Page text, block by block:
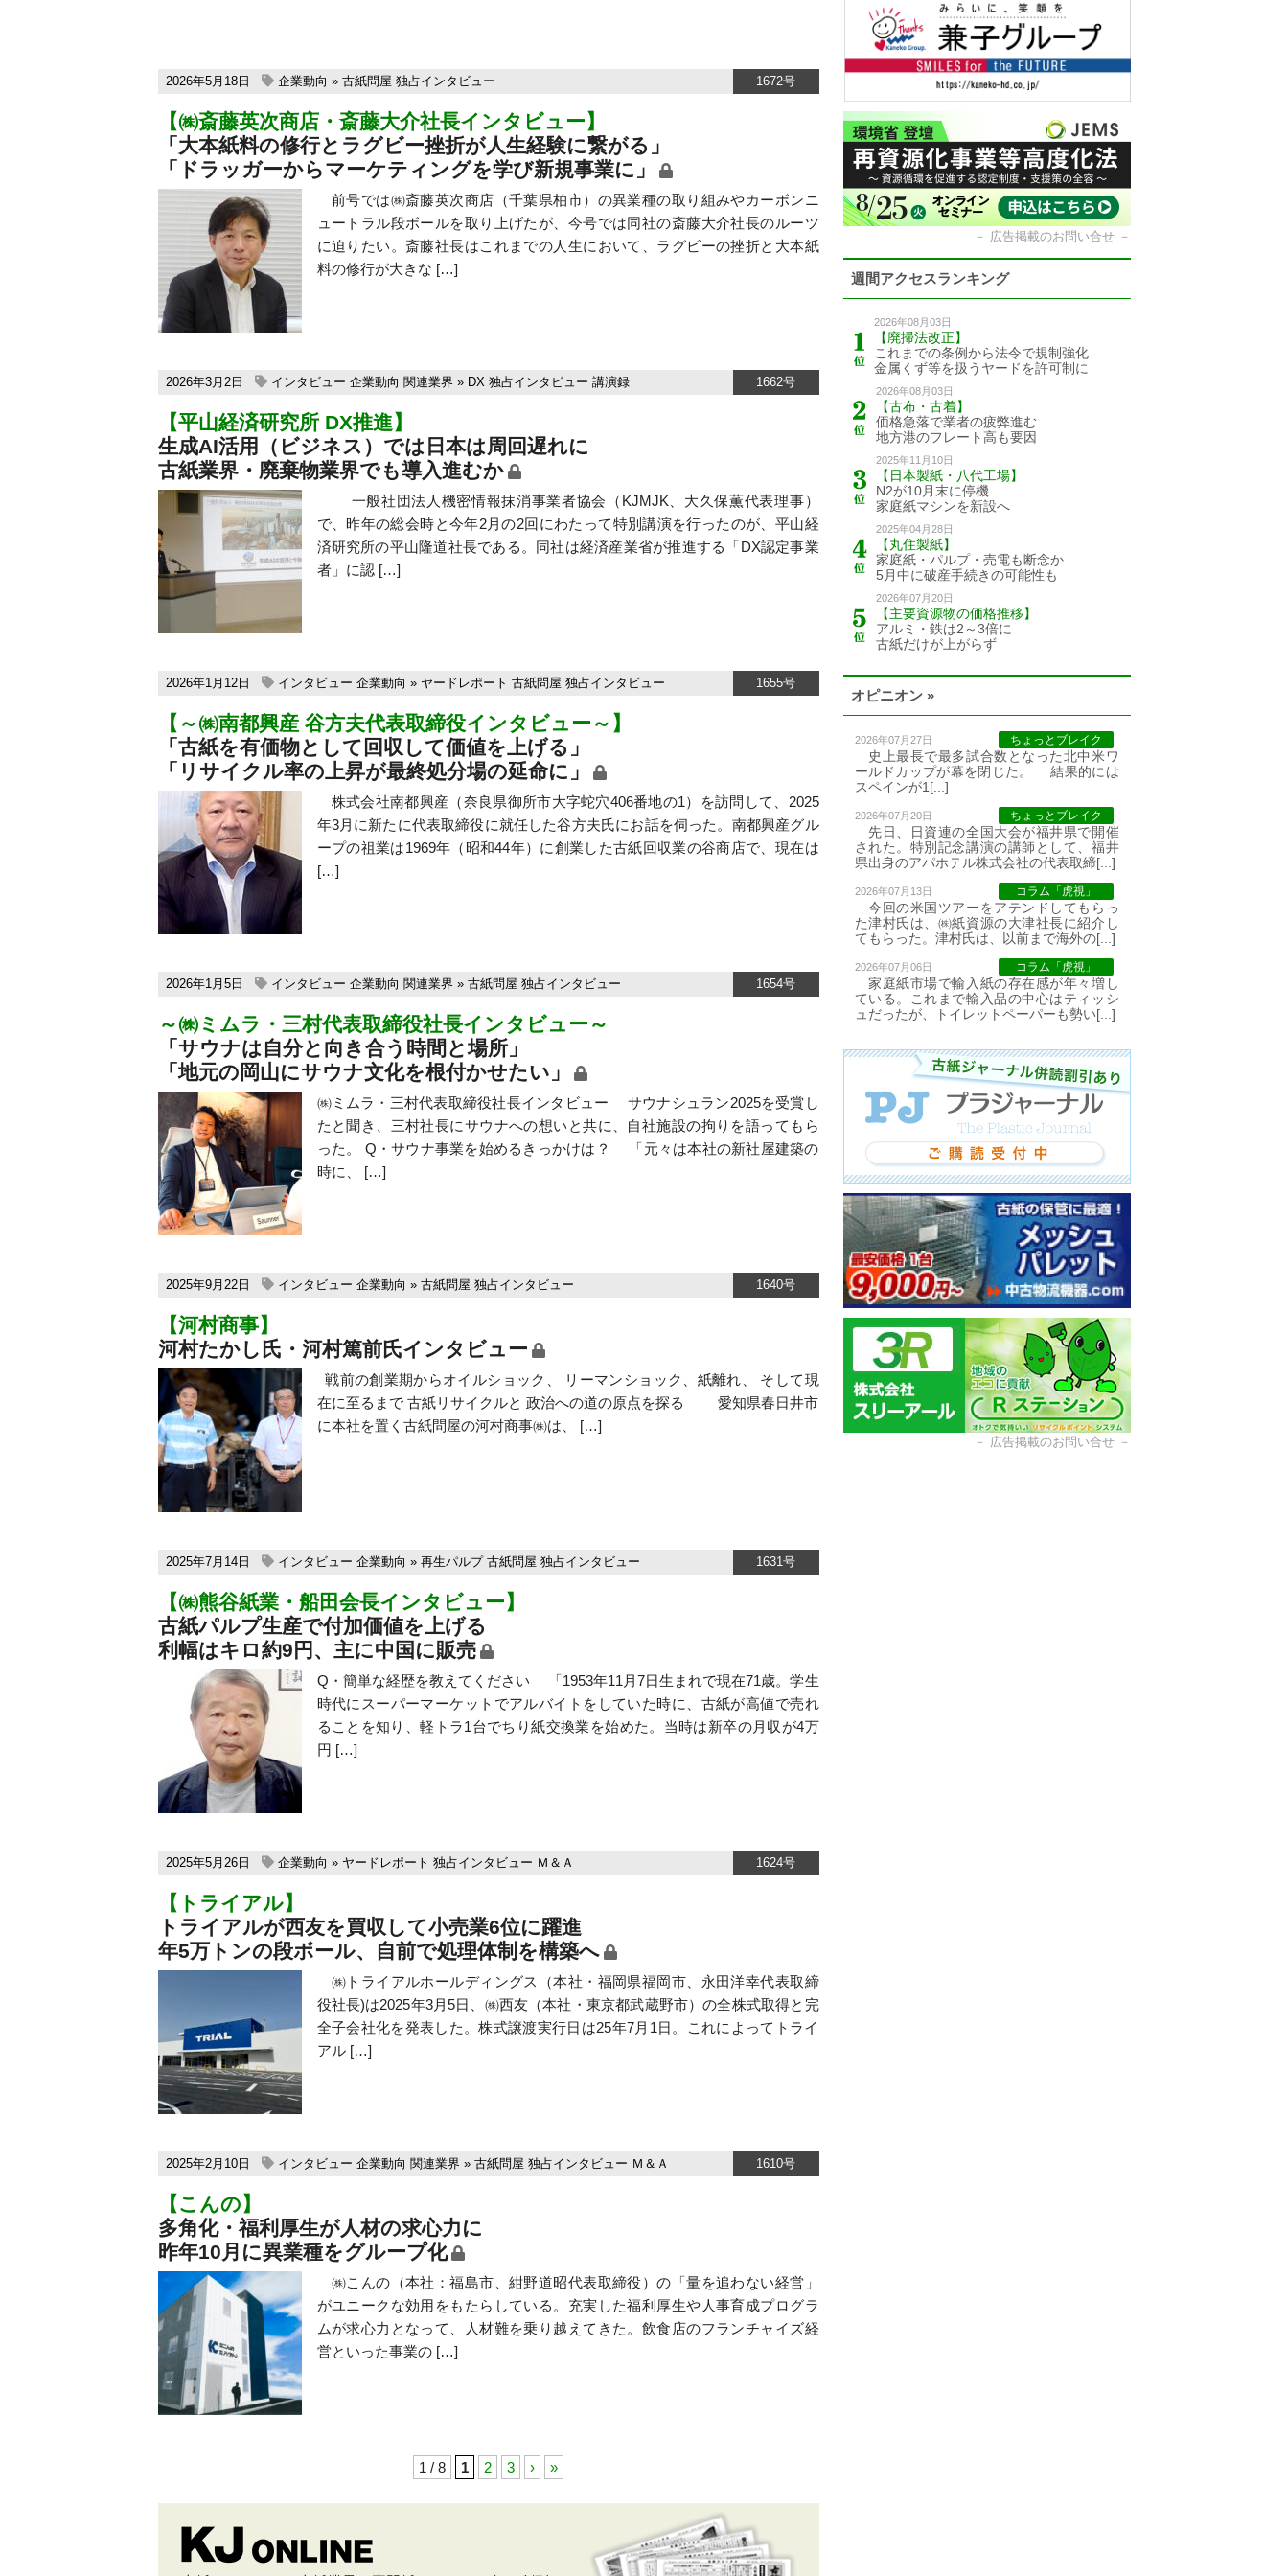
2026年5月18日 企業動向 » 古紙問屋 独占インタビュー 1672号
【㈱斎藤英次商店・斎藤大介社長インタビュー】
「大本紙料の修行とラグビー挫折が人生経験に繋がる」
「ドラッガーからマーケティングを学び新規事業に」
前号では㈱斎藤英次商店（千葉県柏市）の異業種の取り組みやカーボンニ
ュートラル段ボールを取り上げたが、今号では同社の斎藤大介社長のルーツ
に迫りたい。斎藤社長はこれまでの人生において、ラグビーの挫折と大本紙
料の修行が大きな […]
2026年3月2日 インタビュー 企業動向 関連業界 » DX 独占インタビュー 講演録 1662号
【平山経済研究所 DX推進】
生成AI活用（ビジネス）では日本は周回遅れに
古紙業界・廃棄物業界でも導入進むか
一般社団法人機密情報抹消事業者協会（KJMJK、大久保薫代表理事）
で、昨年の総会時と今年2月の2回にわたって特別講演を行ったのが、平山経
済研究所の平山隆道社長である。同社は経済産業省が推進する「DX認定事業
者」に認 […]
2026年1月12日 インタビュー 企業動向 » ヤードレポート 古紙問屋 独占インタビュー 1655号
【～㈱南都興産 谷方夫代表取締役インタビュー～】
「古紙を有価物として回収して価値を上げる」
「リサイクル率の上昇が最終処分場の延命に」
株式会社南都興産（奈良県御所市大字蛇穴406番地の1）を訪問して、2025
年3月に新たに代表取締役に就任した谷方夫氏にお話を伺った。南都興産グル
ープの祖業は1969年（昭和44年）に創業した古紙回収業の谷商店で、現在は
[…]
2026年1月5日 インタビュー 企業動向 関連業界 » 古紙問屋 独占インタビュー 1654号
～㈱ミムラ・三村代表取締役社長インタビュー～
「サウナは自分と向き合う時間と場所」
「地元の岡山にサウナ文化を根付かせたい」
㈱ミムラ・三村代表取締役社長インタビュー サウナシュラン2025を受賞し
たと聞き、三村社長にサウナへの想いと共に、自社施設の拘りを語ってもら
った。 Q・サウナ事業を始めるきっかけは？ 「元々は本社の新社屋建築の
時に、 […]
2025年9月22日 インタビュー 企業動向 » 古紙問屋 独占インタビュー 1640号
【河村商事】
河村たかし氏・河村篤前氏インタビュー
戦前の創業期からオイルショック、 リーマンショック、紙離れ、 そして現
在に至るまで 古紙リサイクルと 政治への道の原点を探る 愛知県春日井市
に本社を置く古紙問屋の河村商事㈱は、 […]
2025年7月14日 インタビュー 企業動向 » 再生パルプ 古紙問屋 独占インタビュー 1631号
【㈱熊谷紙業・船田会長インタビュー】
古紙パルプ生産で付加価値を上げる
利幅はキロ約9円、主に中国に販売
Q・簡単な経歴を教えてください 「1953年11月7日生まれで現在71歳。学生
時代にスーパーマーケットでアルバイトをしていた時に、古紙が高値で売れ
ることを知り、軽トラ1台でちり紙交換業を始めた。当時は新卒の月収が4万
円 […]
2025年5月26日 企業動向 » ヤードレポート 独占インタビュー Ｍ＆Ａ 1624号
【トライアル】
トライアルが西友を買収して小売業6位に躍進
年5万トンの段ボール、自前で処理体制を構築へ
㈱トライアルホールディングス（本社・福岡県福岡市、永田洋幸代表取締
役社長)は2025年3月5日、㈱西友（本社・東京都武蔵野市）の全株式取得と完
全子会社化を発表した。株式譲渡実行日は25年7月1日。これによってトライ
アル […]
2025年2月10日 インタビュー 企業動向 関連業界 » 古紙問屋 独占インタビュー Ｍ＆Ａ 1610号
【こんの】
多角化・福利厚生が人材の求心力に
昨年10月に異業種をグループ化
㈱こんの（本社：福島市、紺野道昭代表取締役）の「量を追わない経営」
がユニークな効用をもたらしている。充実した福利厚生や人事育成プログラ
ムが求心力となって、人材難を乗り越えてきた。飲食店のフランチャイズ経
営といった事業の […]
1 / 8 1 2 3 › »
－ 広告掲載のお問い合せ－
週間アクセスランキング
2026年08月03日
【廃掃法改正】
これまでの条例から法令で規制強化
金属くず等を扱うヤードを許可制に
2026年08月03日
【古布・古着】
価格急落で業者の疲弊進む
地方港のフレート高も要因
2025年11月10日
【日本製紙・八代工場】
N2が10月末に停機
家庭紙マシンを新設へ
2025年04月28日
【丸住製紙】
家庭紙・パルプ・売電も断念か
5月中に破産手続きの可能性も
2026年07月20日
【主要資源物の価格推移】
アルミ・鉄は2～3倍に
古紙だけが上がらず
オピニオン »
2026年07月27日 ちょっとブレイク
史上最長で最多試合数となった北中米ワ
ールドカップが幕を閉じた。 結果的には
スペインが1[...]
2026年07月20日 ちょっとブレイク
先日、日資連の全国大会が福井県で開催
された。特別記念講演の講師として、福井
県出身のアパホテル株式会社の代表取締[...]
2026年07月13日 コラム「虎視」
今回の米国ツアーをアテンドしてもらっ
た津村氏は、㈱紙資源の大津社長に紹介し
てもらった。津村氏は、以前まで海外の[...]
2026年07月06日 コラム「虎視」
家庭紙市場で輸入紙の存在感が年々増し
ている。これまで輸入品の中心はティッシ
ュだったが、トイレットペーパーも勢い[...]
－ 広告掲載のお問い合せ－